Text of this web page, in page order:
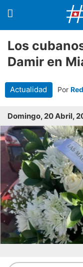
Los
Damir en
Actualidad Por
Domingo, 20 Abril,